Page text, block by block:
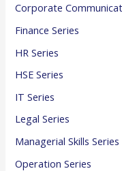
Corporate
Finance Series
HR Series
HSE Series
IT Series
Legal Series
Managerial Skills Series
Operation Series